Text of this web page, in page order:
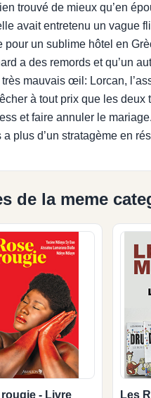
trouvé de mieux qu’en
avait entretenu un vague
pour un sublime hôtel en
a des remords et qu’un
très mauvais œil: Lorcan,
à tout prix que les deux
et faire annuler le
a plus d’un stratagème en
de la meme
rougie - Livre Les